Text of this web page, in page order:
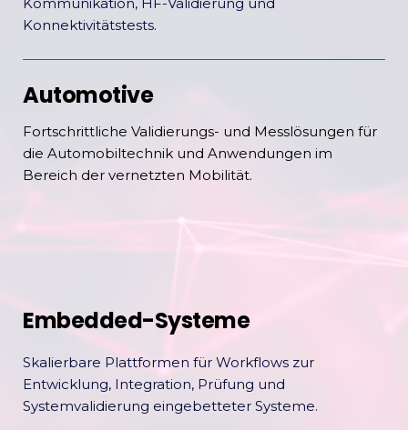
Konnektivitätstests.
Automotive
Fortschrittliche Validierungs- und Messlösungen für
die Automobiltechnik und Anwendungen im
Bereich der vernetzten Mobilität.
Embedded-Systeme
Skalierbare Plattformen für Workflows zur
Entwicklung, Integration, Prüfung und
Systemvalidierung eingebetteter Systeme.